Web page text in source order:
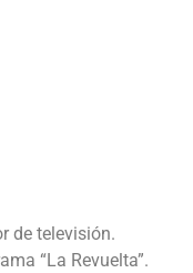
de televisión.
“La Revuelta”.